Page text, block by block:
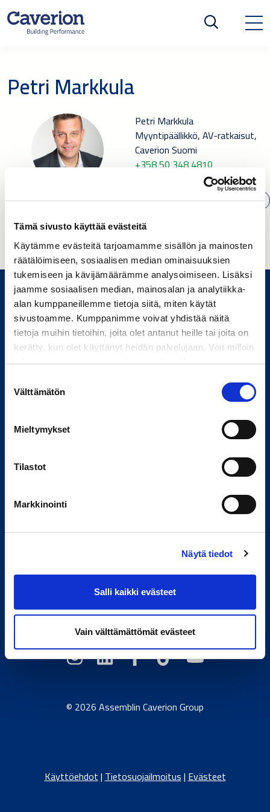
Tämä sivusto käyttää evästeitä
Käytämme evästeitä tarjoamamme sisällön ja mainosten
räätälöimiseen, sosiaalisen median ominaisuuksien
tukemiseen ja kävijämäärämme analysoimiseen. Lisäksi
jaamme sosiaalisen median, mainosalan ja analytiikka-
alan kumppaneillemme tietoja siitä, miten käytät
sivustoamme. Kumppanimme voivat yhdistää näitä
tietoja muihin tietoihin, joita olet antanut heille tai joita on
kerätty, kun olet käyttänyt heidän palvelujaan. Voit milloin
tahansa poistaa suostumuksesi evästeiden
valinta
Välttämätön
Mieltymykset
Tilastot
Markkinointi
Näytä tiedot
Salli kaikki evästeet
Vain välttämättömät evästeet
Petri Markkula
Petri Markkula
Myyntipäällikkö, AV-ratkaisut,
Caverion Suomi
+358 50 348 4810
SÄHKÖPOSTI
Tietoa meistä
Palvelumme
Jätä yhteydenottopyyntö
/Latvia/Liettua/Norja/Ruotsi
© 2026 Assemblin Caverion Group
Käyttöehdot|Tietosuojailmoitus|Evästeet